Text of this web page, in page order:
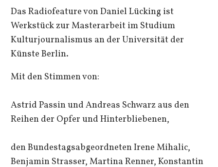
Das Radiofeature von Daniel Lücking ist
Werkstück zur Masterarbeit im Studium
Kulturjournalismus an der Universität der
Künste Berlin.
Mit den Stimmen von:
Astrid Passin und Andreas Schwarz aus den
Reihen der Opfer und Hinterbliebenen,
den Bundestagsabgeordneten Irene Mihalic,
Benjamin Strasser, Martina Renner, Konstantin